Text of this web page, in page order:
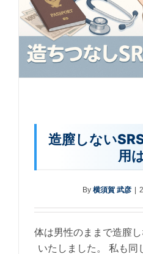
造膣しない
用
By 横須賀 武彦 |
体は男性のままで造膣
いたしました。 私も同